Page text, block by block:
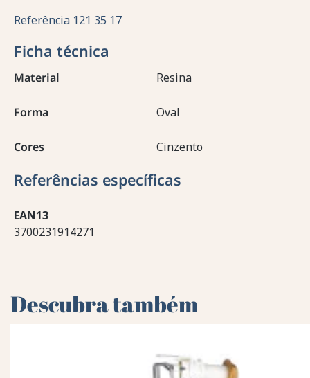
Referência 121 35 17
Ficha técnica
Material Resina
Forma Oval
Cores Cinzento
Referências específicas
EAN13
3700231914271
Descubra também